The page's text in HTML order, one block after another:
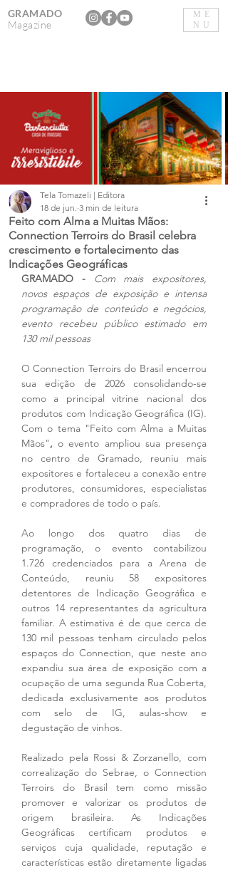
ME
NU
GRAMADO
Magazine
Feito com Alma a Muitas Mãos:
Connection Terroirs do Brasil celebra
crescimento e fortalecimento das
Indicações Geográficas
Tela Tomazeli | Editora
18 de jun. 3 min de leitura
GRAMADO - Com mais expositores,
novos espaços de exposição e intensa
programação de conteúdo e negócios,
evento recebeu público estimado em
130 mil pessoas
O Connection Terroirs do Brasil encerrou
sua edição de 2026 consolidando-se
como a principal vitrine nacional dos
produtos com Indicação Geográfica (IG).
Com o tema "Feito com Alma a Muitas
Mãos", o evento ampliou sua presença
no centro de Gramado, reuniu mais
expositores e fortaleceu a conexão entre
produtores, consumidores, especialistas
e compradores de todo o país.
Ao longo dos quatro dias de
programação, o evento contabilizou
1.726 credenciados para a Arena de
Conteúdo, reuniu 58 expositores
detentores de Indicação Geográfica e
outros 14 representantes da agricultura
familiar. A estimativa é de que cerca de
130 mil pessoas tenham circulado pelos
espaços do Connection, que neste ano
expandiu sua área de exposição com a
ocupação de uma segunda Rua Coberta,
dedicada exclusivamente aos produtos
com selo de IG, aulas-show e
degustação de vinhos.
Realizado pela Rossi & Zorzanello, com
correalização do Sebrae, o Connection
Terroirs do Brasil tem como missão
promover e valorizar os produtos de
origem brasileira. As Indicações
Geográficas certificam produtos e
serviços cuja qualidade, reputação e
características estão diretamente ligadas